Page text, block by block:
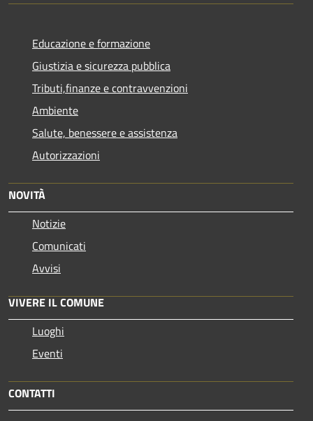
Educazione e formazione
Giustizia e sicurezza pubblica
Tributi,finanze e contravvenzioni
Ambiente
Salute, benessere e assistenza
Autorizzazioni
NOVITÀ
Notizie
Comunicati
Avvisi
VIVERE IL COMUNE
Luoghi
Eventi
CONTATTI